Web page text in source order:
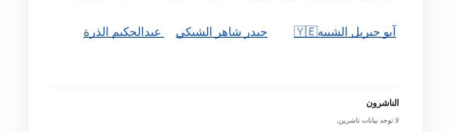
آبو جبريل الشيبه🇾🇪 حيدر شاهر الشبكي عبدالحكيم الذرة
الناشرون
لا توجد بيانات ناشرين.